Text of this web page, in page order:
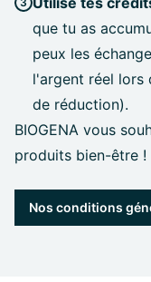
que tu as
peux les
l'argent réel lors
de réduction).
BIOGENA vous
produits bien-être !
Nos conditions